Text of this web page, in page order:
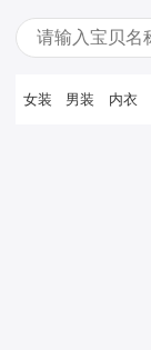
女装 男装 内衣